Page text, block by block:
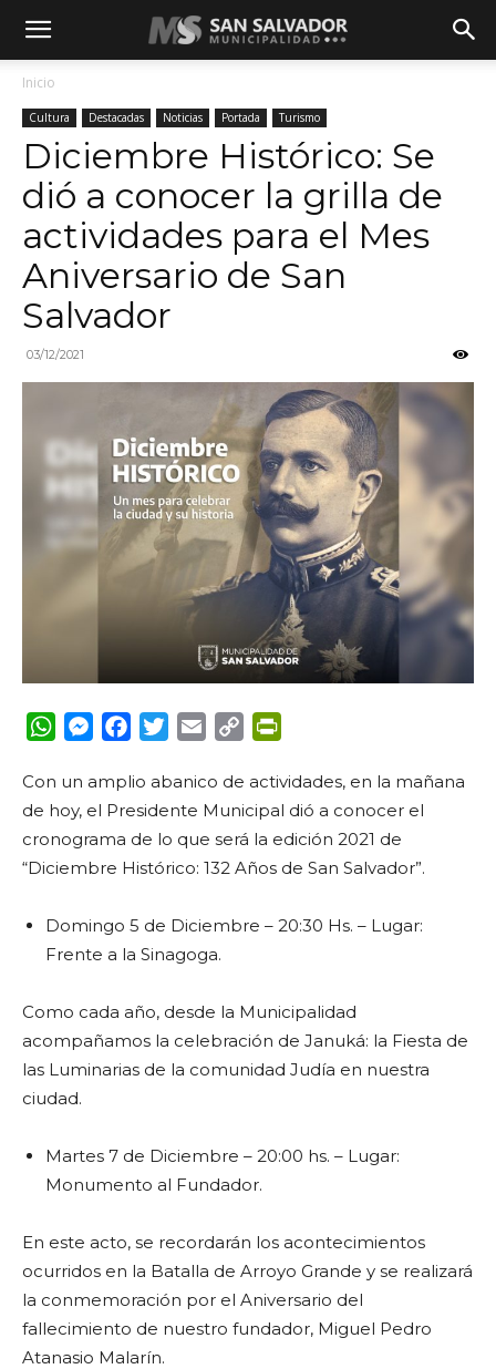
Inicio
Cultura Destacadas Noticias Portada Turismo
Diciembre Histórico: Se
dió a conocer la grilla de
actividades para el Mes
Aniversario de San
Salvador
03/12/2021
WhatsApp
Messenger
FacebookTwitterEmail Copy
Con un amplio abanico de actividades, en la mañana
de hoy, el Presidente Municipal dió a conocer el
cronograma de lo que será la edición 2021 de
“Diciembre Histórico: 132 Años de San Salvador”.
Domingo 5 de Diciembre – 20:30 Hs. – Lugar:
Frente a la Sinagoga.
Como cada año, desde la Municipalidad
acompañamos la celebración de Januká: la Fiesta de
las Luminarias de la comunidad Judía en nuestra
ciudad.
Martes 7 de Diciembre – 20:00 hs. – Lugar:
Monumento al Fundador.
En este acto, se recordarán los acontecimientos
ocurridos en la Batalla de Arroyo Grande y se realizará
la conmemoración por el Aniversario del
fallecimiento de nuestro fundador, Miguel Pedro
Atanasio Malarín.